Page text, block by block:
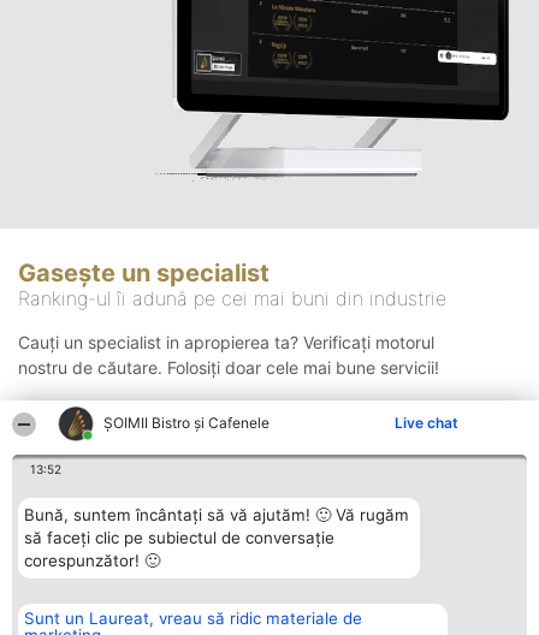
ȘOIMII Bistro și Cafenele Live chat
13:52
Bună, suntem încântați să vă ajutăm! 🙂 Vă rugăm
să faceți clic pe subiectul de conversație
corespunzător! 🙂
Sunt un Laureat, vreau să ridic materiale de
Gasește un specialist
Ranking-ul îi adună pe cei mai buni din industrie
Cauți un specialist in apropierea ta? Verificați motorul
nostru de căutare. Folosiți doar cele mai bune servicii!
Organizator Ranking Plebiscyt Contact